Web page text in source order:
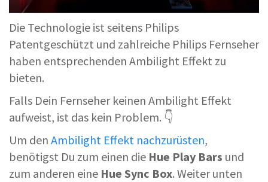
Die Technologie ist seitens Philips
Patentgeschützt und zahlreiche Philips Fernseher
haben entsprechenden Ambilight Effekt zu
bieten.
Falls Dein Fernseher keinen Ambilight Effekt
aufweist, ist das kein Problem. 👇
Um den Ambilight Effekt nachzurüsten,
benötigst Du zum einen die Hue Play Bars und
zum anderen eine Hue Sync Box. Weiter unten